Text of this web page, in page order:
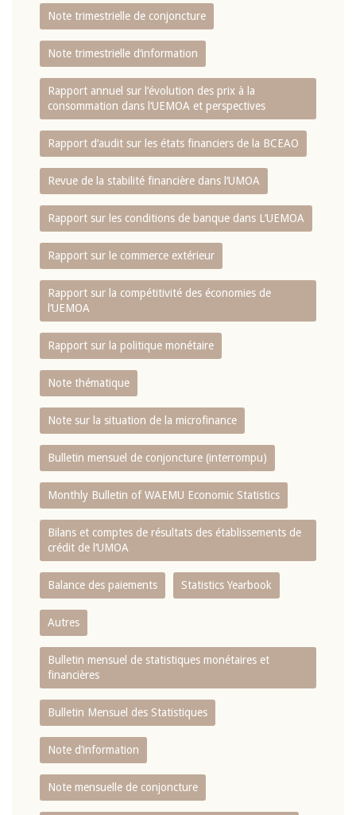
Note trimestrielle de conjoncture
Note trimestrielle d‘information
Rapport annuel sur l‘évolution des prix à la
consommation dans l‘UEMOA et perspectives
Rapport d‘audit sur les états financiers de la BCEAO
Revue de la stabilité financière dans l‘UMOA
Rapport sur les conditions de banque dans L‘UEMOA
Rapport sur le commerce extérieur
Rapport sur la compétitivité des économies de
l‘UEMOA
Rapport sur la politique monétaire
Note thématique
Note sur la situation de la microfinance
Bulletin mensuel de conjoncture (interrompu)
Monthly Bulletin of WAEMU Economic Statistics
Bilans et comptes de résultats des établissements de
crédit de l‘UMOA
Balance des paiements Statistics Yearbook
Autres
Bulletin mensuel de statistiques monétaires et
financières
Bulletin Mensuel des Statistiques
Note d’information
Note mensuelle de conjoncture